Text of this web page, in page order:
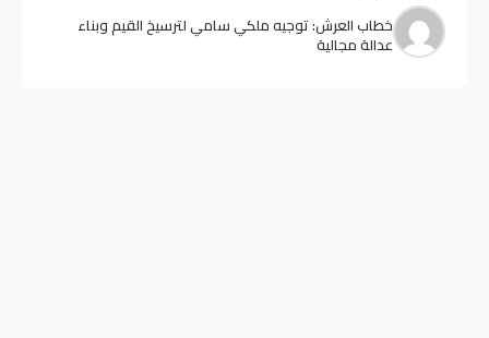
خطاب العرش: توجيه ملكي سامي لترسيخ القيم وبناء
عدالة مجالية